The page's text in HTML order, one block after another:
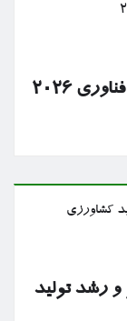
۲۰۲۶
های نو و رشد تولید